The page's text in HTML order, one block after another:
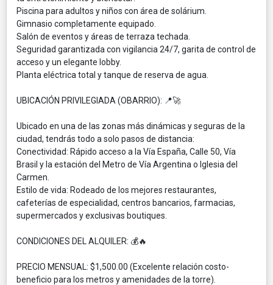
​Piscina para adultos y niños con área de solárium.
​Gimnasio completamente equipado.
​Salón de eventos y áreas de terraza techada.
​Seguridad garantizada con vigilancia 24/7, garita de control de
acceso y un elegante lobby.
​Planta eléctrica total y tanque de reserva de agua.
​UBICACIÓN PRIVILEGIADA (OBARRIO): 📍🚀
​Ubicado en una de las zonas más dinámicas y seguras de la
ciudad, tendrás todo a solo pasos de distancia:
​Conectividad: Rápido acceso a la Vía España, Calle 50, Vía
Brasil y la estación del Metro de Vía Argentina o Iglesia del
Carmen.
​Estilo de vida: Rodeado de los mejores restaurantes,
cafeterías de especialidad, centros bancarios, farmacias,
supermercados y exclusivas boutiques.
​CONDICIONES DEL ALQUILER: 💰🔥
PRECIO MENSUAL: $1,500.00 (Excelente relación costo-
beneficio para los metros y amenidades de la torre).